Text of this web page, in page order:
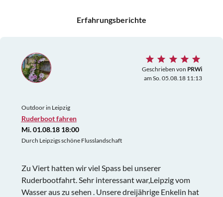
Erfahrungsberichte
Geschrieben von PRWi
am So. 05.08.18 11:13
Outdoor in Leipzig
Ruderboot fahren
Mi. 01.08.18 18:00
Durch Leipzigs schöne Flusslandschaft
Zu Viert hatten wir viel Spass bei unserer
Ruderbootfahrt. Sehr interessant war,Leipzig vom
Wasser aus zu sehen . Unsere dreijährige Enkelin hat